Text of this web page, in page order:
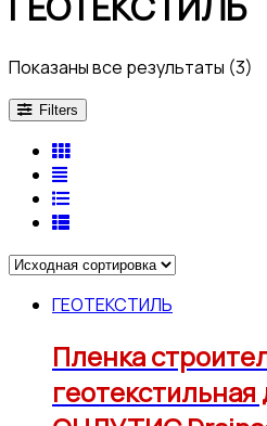
Показаны все результаты (3)
Filters
ГЕОТЕКСТИЛЬ
Пленка